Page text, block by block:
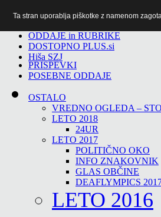
ODDAJE in RUBRIKE
DOSTOPNO PLUS.si
Hiša SZJ
PRISPEVKI
POSEBNE ODDAJE
OSTALO
VREDNO OGLEDA –
LETO 2018
24UR
LETO 2017
POLITIČNO OKO
INFO ZNAKOVNIK
GLAS OBČINE
DEAFLYMPICS
LETO 2016
Ta stran uporablja piškotke z namenom